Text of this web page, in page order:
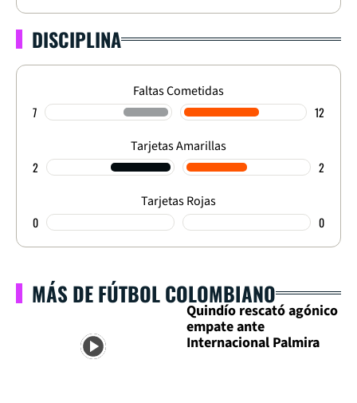
DISCIPLINA
Faltas Cometidas
7 12
Tarjetas Amarillas
2 2
Tarjetas Rojas
0 0
MÁS DE FÚTBOL COLOMBIANO
Quindío rescató agónico
empate ante
Internacional Palmira